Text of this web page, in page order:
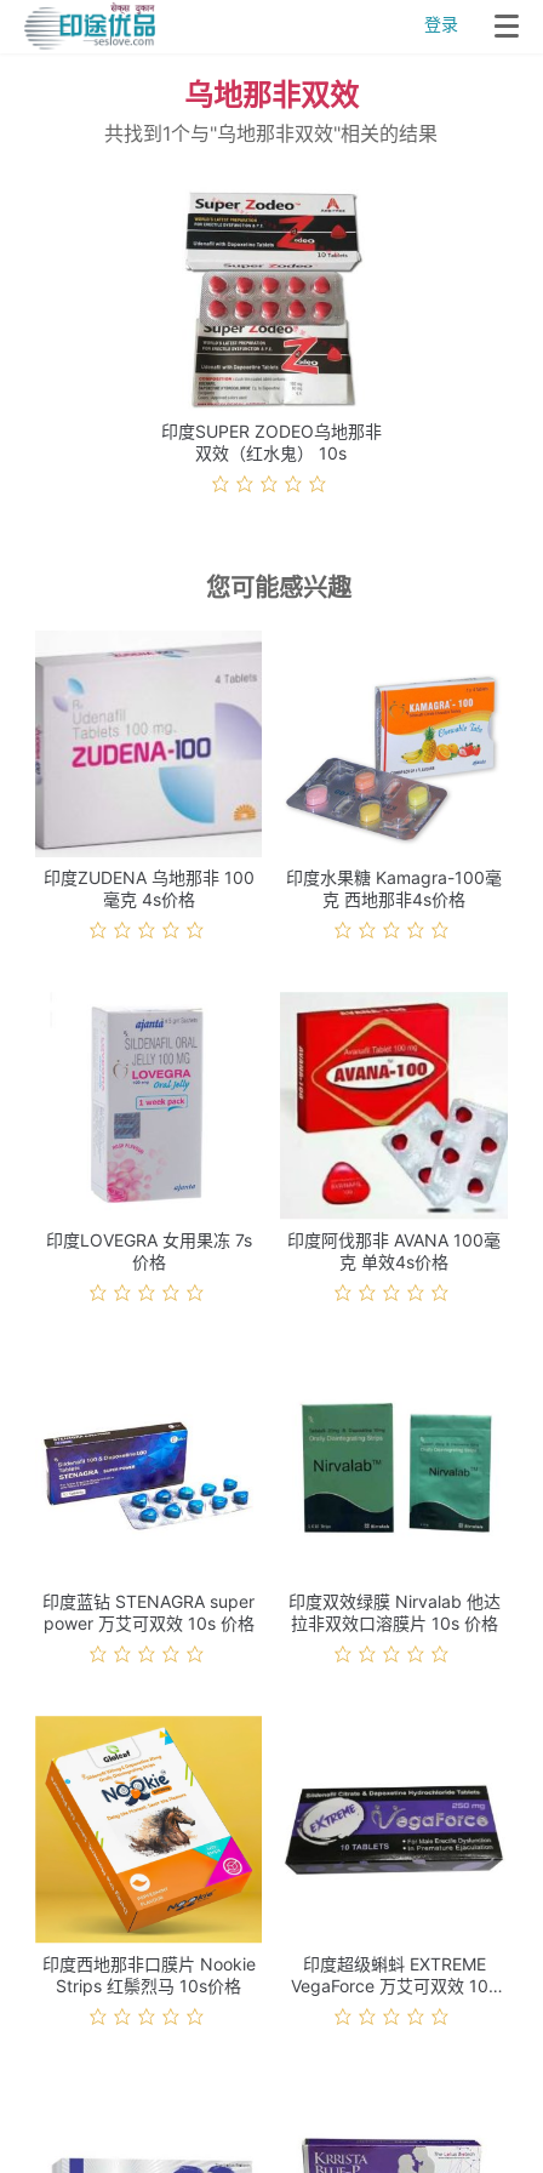
登录
乌地那非双效
共找到1个与"乌地那非双效"相关的结果
印度SUPER ZODEO乌地那非
双效（红水鬼） 10s
您可能感兴趣
印度ZUDENA 乌地那非 100
毫克 4s价格
印度水果糖 Kamagra-100毫
克 西地那非4s价格
印度LOVEGRA 女用果冻 7s
价格
印度阿伐那非 AVANA 100毫
克 单效4s价格
印度蓝钻 STENAGRA super
power 万艾可双效 10s 价格
印度双效绿膜 Nirvalab 他达
拉非双效口溶膜片 10s 价格
印度西地那非口膜片 Nookie
Strips 红鬃烈马 10s价格
印度超级蝌蚪 EXTREME
VegaForce 万艾可双效 10s
价格